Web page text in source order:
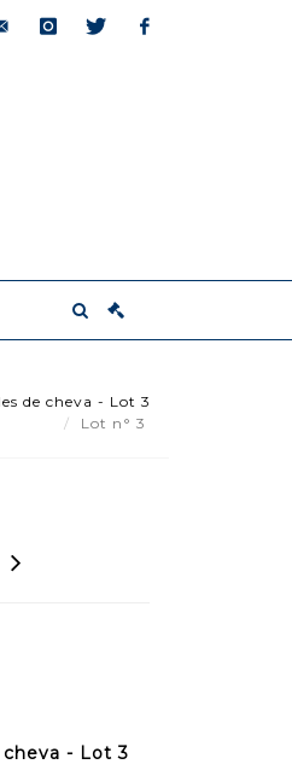
de cheva - Lot 3
Lot n° 3
- Lot 3